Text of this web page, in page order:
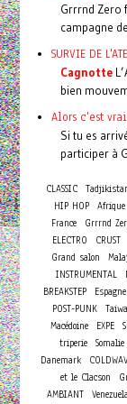
Grrrnd Zero
campagne
SURVIE DE
Cagnotte
bien
Alors c'est
Si tu es
participer à
CLASSIC
HIP HOP
France
Grrrnd
ELECTRO
CRUST
Grand salon
INSTRUMENTAL
BREAKSTEP
Espagne
POST-PUNK
Macédoine
EXPE
triperie Somalie
Danemark
et le Clacson
AMBIANT
Venezuela